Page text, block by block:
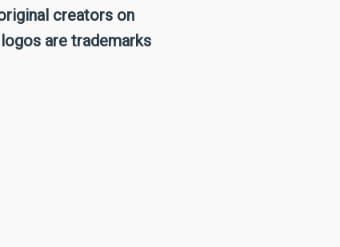
creators on
are trademarks